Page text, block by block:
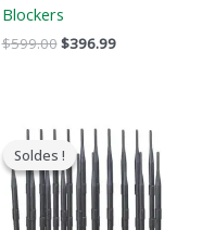
Blockers
$599.00$396.99
Soldes !
Soldes !
Le
prix
original
était
:
$1,399.00.
Le
prix
actuel
est
$749.99.